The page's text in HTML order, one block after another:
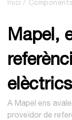
Inici
Mapel,
A Mapel ens
proveïdor de